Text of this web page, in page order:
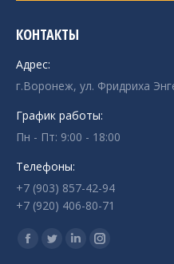
КОНТАКТЫ
Адрес:
г.Воронеж, ул. Фридриха
График работы:
Пн - Пт: 9:00 - 18:00
Телефоны:
+7 (903) 857-42-94
+7 (920) 406-80-71
Ищите нас:
Страница
Страница
СтраницаСтраница